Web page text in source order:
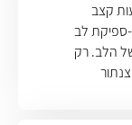
קצב
ספיקת לב
קלה של הלב. רק